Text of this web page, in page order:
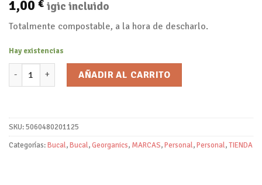
1,00 € igic incluido
Totalmente compostable, a la hora de descharlo.
Hay existencias
Espátula Para Dentífrico/Georganics cantidad
AÑADIR AL CARRITO
SKU:5060480201125
Categorías:Bucal,Bucal,Georganics, MARCAS,Personal,Personal,TIENDA